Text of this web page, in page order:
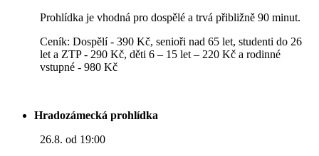
Prohlídka je vhodná pro dospělé a trvá přibližně 90 minut.
Ceník: Dospělí - 390 Kč, senioři nad 65 let, studenti do 26
let a ZTP - 290 Kč, děti 6 – 15 let – 220 Kč a rodinné
vstupné - 980 Kč
Hradozámecká prohlídka
26.8. od 19:00